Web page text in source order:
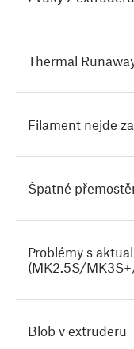
Thermal
Filament nejde
Špatné
Problémy s
(MK2.5S/
Blob v extruderu